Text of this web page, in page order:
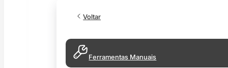
Voltar
Ferramentas Manuais